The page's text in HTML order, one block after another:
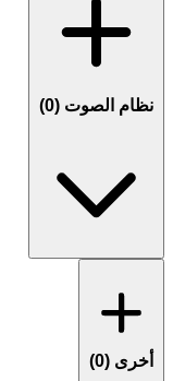
نظام الصوت (0
)
أخرى (0
)